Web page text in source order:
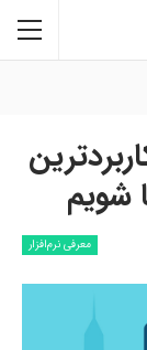
شویم
معرفی نرم‌افزار